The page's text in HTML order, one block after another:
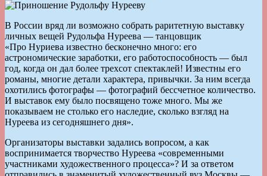
В России вряд ли возможно собрать раритетную выставку
личных вещей Рудольфа Нуреева — танцовщик
«Про Нуриева известно бесконечно много: его
астрономические заработки, его работоспособность — был
год, когда он дал более трехсот спектаклей! Известны его
романы, многие детали характера, привычки. За ним всегда
охотились фотографы — фотографий бессчетное количество.
И выставок ему было посвящено тоже много. Мы же
показываем не столько его наследие, сколько взгляд на
Нуреева из сегодняшнего дня».
Организаторы выставки задались вопросом, а как
воспринимается творчество Нуреева «современными
участниками художественного процесса»? И за ответом